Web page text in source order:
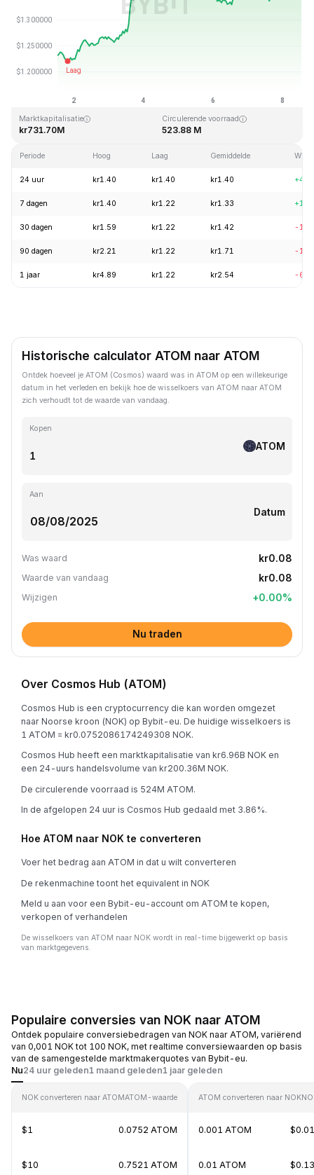
Laatst bijgewerkt: 2026-08-08, 12:23 GMT+0
Marktkapitalisatie
kr731.70M
Circulerende voorraad
523.88 M
Periode Hoog Laag Gemiddelde
24 uur kr1.40 kr1.40 kr1.40
7 dagen kr1.40 kr1.22 kr1.33
30 dagen kr1.59 kr1.22 kr1.42 -
90 dagen kr2.21 kr1.22 kr1.71 -
1 jaar kr4.89 kr1.22 kr2.54 -
Historische calculator ATOM naar ATOM
Ontdek hoeveel je ATOM (Cosmos) waard was in ATOM op een willekeurige
datum in het verleden en bekijk hoe de wisselkoers van ATOM naar ATOM
zich verhoudt tot de waarde van vandaag.
Kopen
ATOM
Aan
Datum
Was waard kr0.08
Waarde van vandaag kr0.08
Wijzigen +0.00%
Nu traden
Over Cosmos Hub (ATOM)
Cosmos Hub is een cryptocurrency die kan worden omgezet
naar Noorse kroon (NOK) op Bybit-eu. De huidige wisselkoers is
1 ATOM = kr0.0752086174249308 NOK.
Cosmos Hub heeft een marktkapitalisatie van kr6.96B NOK en
een 24-uurs handelsvolume van kr200.36M NOK.
De circulerende voorraad is 524M ATOM.
In de afgelopen 24 uur is Cosmos Hub gedaald met 3.86%.
Hoe ATOM naar NOK te converteren
Voer het bedrag aan ATOM in dat u wilt converteren
De rekenmachine toont het equivalent in NOK
Meld u aan voor een Bybit-eu-account om ATOM te kopen,
verkopen of verhandelen
De wisselkoers van ATOM naar NOK wordt in real-time bijgewerkt op basis
van marktgegevens.
Populaire conversies van NOK naar ATOM
Ontdek populaire conversiebedragen van NOK naar ATOM, variërend
van 0,001 NOK tot 100 NOK, met realtime conversiewaarden op basis
van de samengestelde marktmakerquotes van Bybit-eu.
Nu24 uur geleden1 maand geleden1 jaar geleden
NOK converteren naar ATOMATOM-waarde
$1 0.0752 ATOM
$10 0.7521 ATOM
ATOM converteren naar NOK
0.001 ATOM
0.01 ATOM